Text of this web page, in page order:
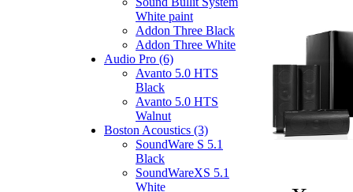
White paint
Addon Three Black
Addon Three White
Audio Pro (6)
Avanto 5.0 HTS
Black
Avanto 5.0 HTS
Walnut
Boston Acoustics (3)
SoundWare S 5.1
Black
SoundWareXS 5.1
White